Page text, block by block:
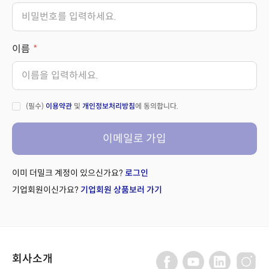
이름
(필수) 이용약관 및 개인정보처리방침에 동의합니다.
이메일로 가입
이미 더밀크 계정이 있으신가요? 로그인
기업회원이신가요? 기업회원 상품보러 가기
회사소개